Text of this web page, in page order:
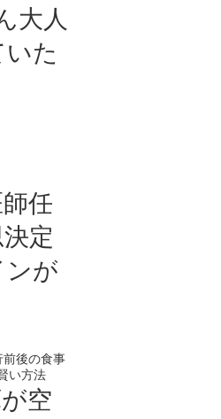
大人
た
任
定
が
空